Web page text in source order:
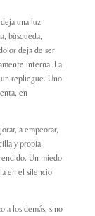
una luz
búsqueda,
deja de ser
interna. La
repliegue. Uno
en
a empeorar,
y propia.
Un miedo
en el silencio
a los demás, sino